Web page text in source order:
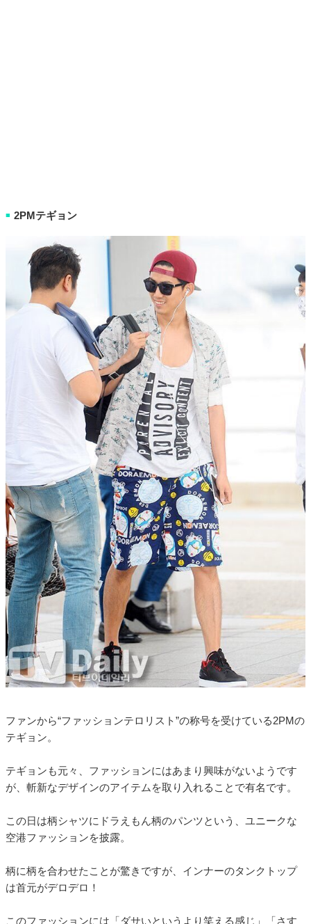
■ 2PMテギョン
ファンから“ファッションテロリスト”の称号を受けている2PMの
テギョン。
テギョンも元々、ファッションにはあまり興味がないようです
が、斬新なデザインのアイテムを取り入れることで有名です。
この日は柄シャツにドラえもん柄のパンツという、ユニークな
空港ファッションを披露。
柄に柄を合わせたことが驚きですが、インナーのタンクトップ
は首元がデロデロ！
このファッションには「ダサいというより笑える感じ」「さす